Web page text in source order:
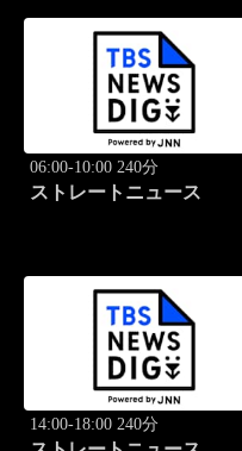
06:00-10:00 240分
ストレートニュース
14:00-18:00 240分